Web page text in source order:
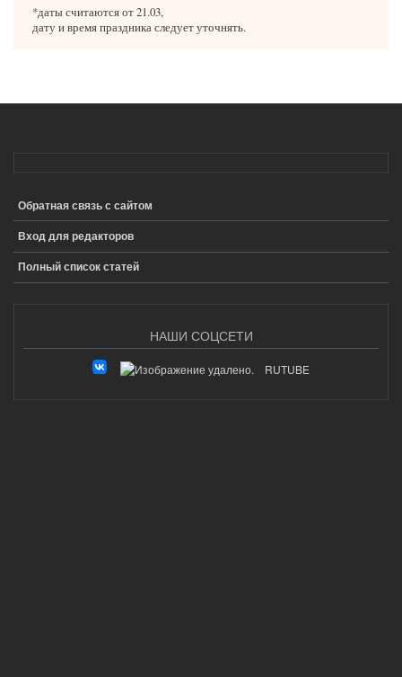
*даты считаются от 21.03,
дату и время праздника следует уточнять.
ПОДВАЛ
Обратная связь с сайтом
Вход для редакторов
Полный список статей
НАШИ СОЦСЕТИ
RUTUBE